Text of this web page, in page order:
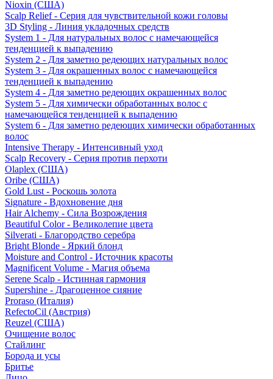
Nioxin (США)
Scalp Relief - Серия для чувствительной кожи головы
3D Styling - Линия укладочных средств
System 1 - Для натуральных волос с намечающейся
тенденцией к выпадению
System 2 - Для заметно редеющих натуральных волос
System 3 - Для окрашенных волос с намечающейся
тенденцией к выпадению
System 4 - Для заметно редеющих окрашенных волос
System 5 - Для химически обработанных волос с
намечающейся тенденцией к выпадению
System 6 - Для заметно редеющих химически обработанных
волос
Intensive Therapy - Интенсивный уход
Scalp Recovery - Серия против перхоти
Olaplex (США)
Oribe (США)
Gold Lust - Роскошь золота
Signature - Вдохновение дня
Hair Alchemy - Сила Возрождения
Beautiful Color - Великолепие цвета
Silverati - Благородство серебра
Bright Blonde - Яркий блонд
Moisture and Control - Источник красоты
Magnificent Volume - Магия объема
Serene Scalp - Истинная гармония
Supershine - Драгоценное сияние
Proraso (Италия)
RefectoCil (Австрия)
Reuzel (США)
Очищение волос
Стайлинг
Борода и усы
Бритье